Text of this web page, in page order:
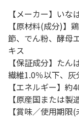
【メーカー】いな
【原材料(成分)】
節、でん粉、酵母
キス
【保証成分】た
繊維1.0％以下、
【エネルギー】約
【原産国または製
【賞味／使用期限